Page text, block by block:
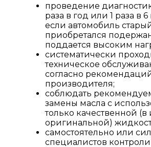
проведение
раза в год или 1 раза в
если автомобиль
приобретался
поддается высоким
систематически
техническое
согласно
производителя;
соблюдать
замены масла с
только качественной (в
оригинальной)
самостоятельно или
специалистов